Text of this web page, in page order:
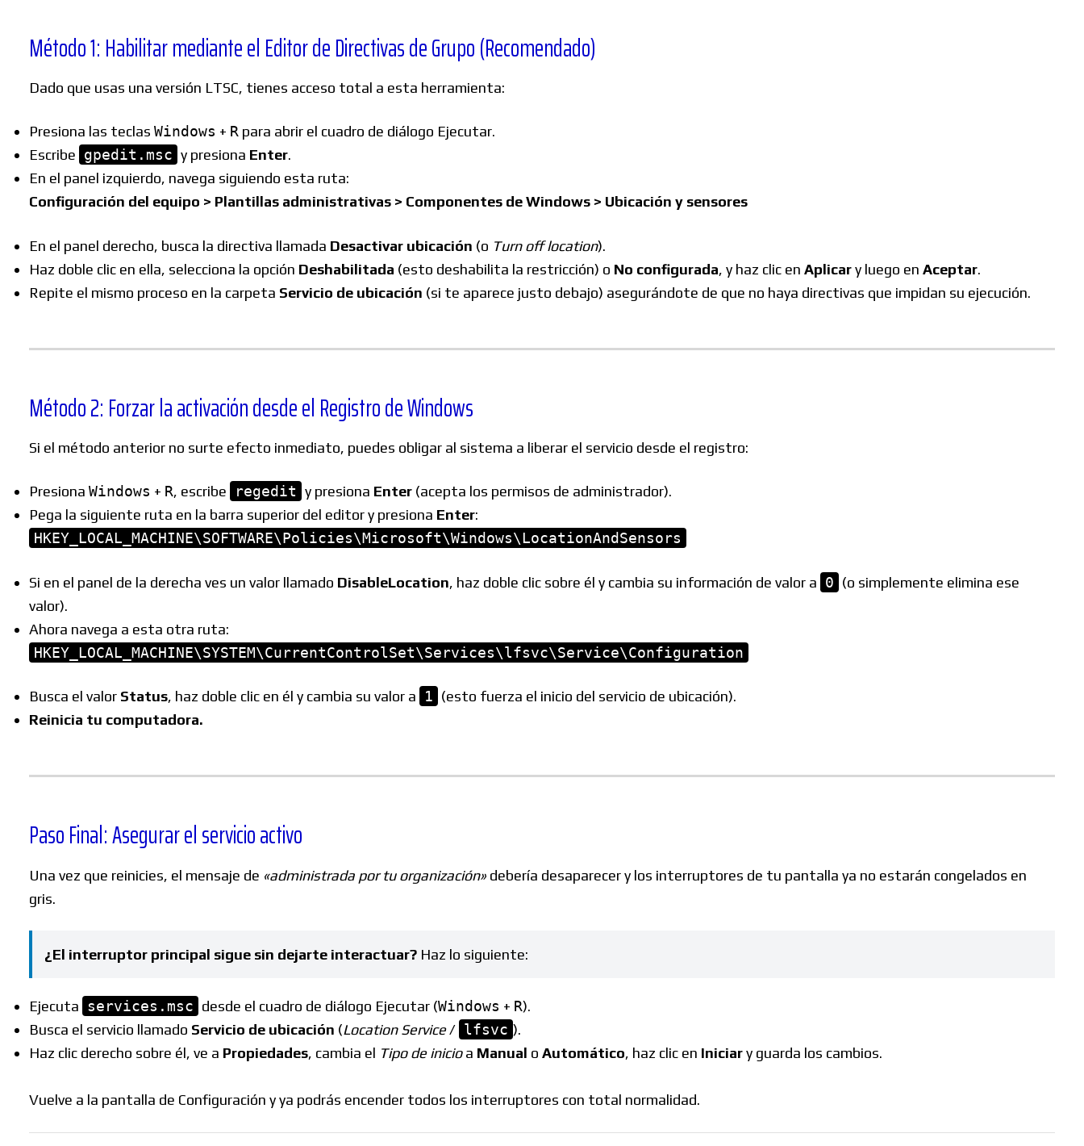
Método 1: Habilitar mediante el Editor de Directivas de Grupo (Recomendado)
Dado que usas una versión LTSC, tienes acceso total a esta herramienta:
Presiona las teclas Windows + R para abrir el cuadro de diálogo Ejecutar.
Escribe gpedit.msc y presiona Enter.
En el panel izquierdo, navega siguiendo esta ruta:
Configuración del equipo > Plantillas administrativas > Componentes de Windows > Ubicación y sensores
En el panel derecho, busca la directiva llamada Desactivar ubicación (o Turn off location).
Haz doble clic en ella, selecciona la opción Deshabilitada (esto deshabilita la restricción) o No configurada, y haz clic en Aplicary luego en Aceptar.
Repite el mismo proceso en la carpeta Servicio de ubicación (si te aparece justo debajo) asegurándote de que no haya directivas que impidan su ejecución.
Método 2: Forzar la activación desde el Registro de Windows
Si el método anterior no surte efecto inmediato, puedes obligar al sistema a liberar el servicio desde el registro:
Presiona Windows + R, escribe regedit y presiona Enter (acepta los permisos de administrador).
Pega la siguiente ruta en la barra superior del editor y presiona Enter:
HKEY_LOCAL_MACHINE\SOFTWARE\Policies\Microsoft\Windows\LocationAndSensors
Si en el panel de la derecha ves un valor llamado DisableLocation, haz doble clic sobre él y cambia su información de valor a 0 (o simplemente elimina ese
valor).
Ahora navega a esta otra ruta:
HKEY_LOCAL_MACHINE\SYSTEM\CurrentControlSet\Services\lfsvc\Service\Configuration
Busca el valor Status, haz doble clic en él y cambia su valor a 1 (esto fuerza el inicio del servicio de ubicación).
Reinicia tu computadora.
Paso Final: Asegurar el servicio activo
Una vez que reinicies, el mensaje de «administrada por tu organización» debería desaparecer y los interruptores de tu pantalla ya no estarán congelados en
gris.
¿El interruptor principal sigue sin dejarte interactuar? Haz lo siguiente:
Ejecuta services.msc desde el cuadro de diálogo Ejecutar (Windows + R).
Busca el servicio llamado Servicio de ubicación (Location Service/ lfsvc ).
Haz clic derecho sobre él, ve a Propiedades, cambia el Tipo de inicioa Manual o Automático, haz clic en Iniciary guarda los cambios.
Vuelve a la pantalla de Configuración y ya podrás encender todos los interruptores con total normalidad.